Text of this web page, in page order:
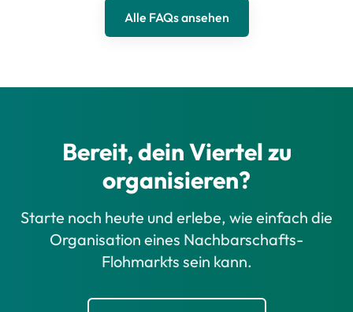
Alle FAQs ansehen
Bereit, dein Viertel zu
organisieren?
Starte noch heute und erlebe, wie einfach die
Organisation eines Nachbarschafts-
Flohmarkts sein kann.